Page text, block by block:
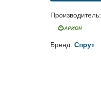
Производитель:
Бренд: Спрут